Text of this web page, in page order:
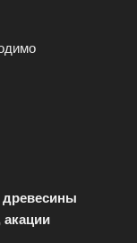
древесины